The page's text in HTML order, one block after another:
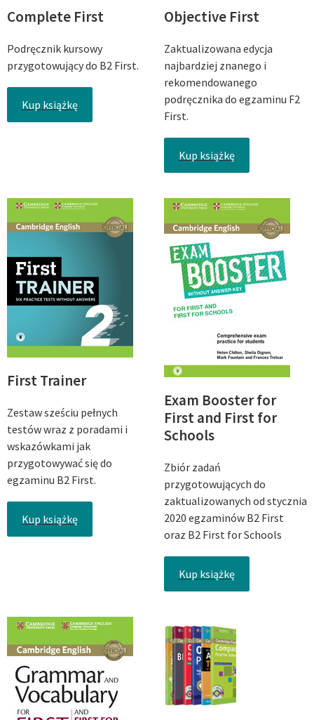
Complete First
Podręcznik kursowy
przygotowujący do B2 First.
Kup książkę
Objective First
Zaktualizowana edycja
najbardziej znanego i
rekomendowanego
podręcznika do egzaminu F2
First.
Kup książkę
First Trainer
Zestaw sześciu pełnych
testów wraz z poradami i
wskazówkami jak
przygotowywać się do
egzaminu B2 First.
Kup książkę
Exam Booster for
First and First for
Schools
Zbiór zadań
przygotowujących do
zaktualizowanych od stycznia
2020 egzaminów B2 First
oraz B2 First for Schools
Kup książkę